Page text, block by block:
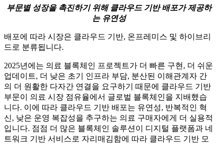
부문별 성장을 촉진하기 위해 클라우드 기반 배포가 제공하
는 유연성
배포에 따라 시장은 클라우드 기반, 온프레미스 및 하이브리
드로 분류됩니다.
2025년에는 의료 블록체인 프로젝트가 더 빠른 구현, 더 쉬운
업데이트, 더 낮은 초기 인프라 부담, 분산된 이해관계자 간
의 더 원활한 다자간 연결을 요구하기 때문에 클라우드 기반
부문이 의료 시장 점유율에서 글로벌 블록체인을 지배했습
니다. 이에 따라 클라우드 기반 배포는 유연성, 반복적인 혁
신, 낮은 운영 복잡성을 추구하는 의료 구매자에게 더 실용적
입니다. 점점 더 많은 블록체인 솔루션이 디지털 플랫폼과 네
트워크 기반 서비스로 자리매김함에 따라 클라우드 기반 모